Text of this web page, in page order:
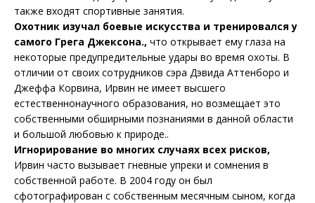
также входят спортивные занятия.
Охотник изучал боевые искусства и тренировался у
самого Грега Джексона., что открывает ему глаза на
некоторые предупредительные удары во время охоты. В
отличии от своих сотрудников сэра Дэвида Аттенборо и
Джеффа Корвина, Ирвин не имеет высшего
естественнонаучного образования, но возмещает это
собственными обширными познаниями в данной области
и большой любовью к природе..
Игнорирование во многих случаях всех рисков,
Ирвин часто вызывает гневные упреки и сомнения в
собственной работе. В 2004 году он был
сфотографирован с собственным месячным сыном, когда